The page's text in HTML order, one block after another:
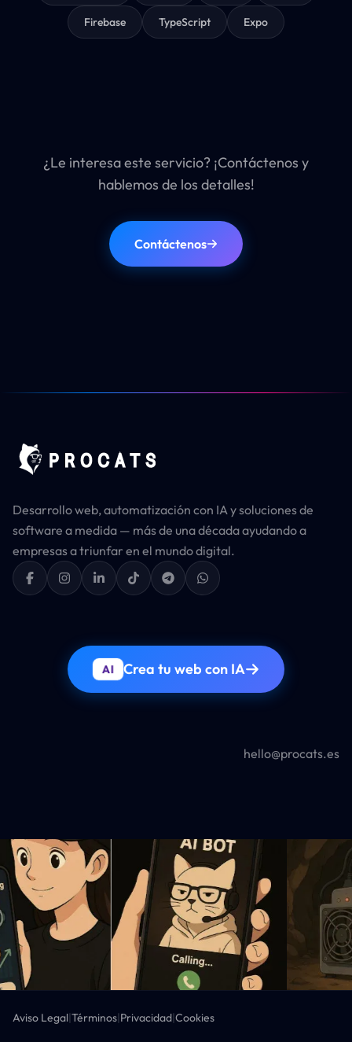
Firebase TypeScript Expo
¿Le interesa este servicio? ¡Contáctenos y
hablemos de los detalles!
Contáctenos
Desarrollo web, automatización con IA y soluciones de
software a medida — más de una década ayudando a
empresas a triunfar en el mundo digital.
AI Crea tu web con IA
hello@procats.es
Aviso Legal|Términos|Privacidad|Cookies